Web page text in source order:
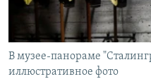
Все сайты РСЕ/РС
В музее-панораме
иллюстративное фото